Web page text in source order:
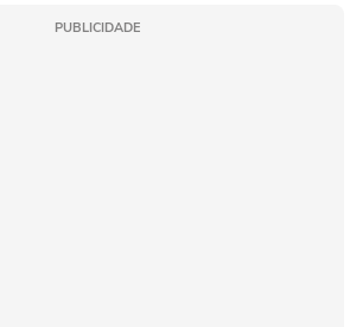
PUBLICIDADE